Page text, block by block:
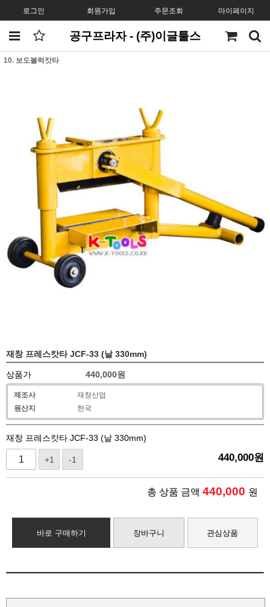
로그인 회원가입 주문조회 마이페이지
공구프라자 - (주)이글툴스
10. 보도블럭캇타
재창 프레스캇타 JCF-33 (날 330mm)
상품가 440,000원
제조사
재창산업
원산지
한국
재창 프레스캇타 JCF-33 (날 330mm)
+1 -1 440,000원
총 상품 금액 440,000 원
바로 구매하기 장바구니 관심상품